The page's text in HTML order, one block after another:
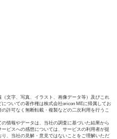
（文字、写真、イラスト、画像データ等）及びこれ
ついての著作権は株式会社oricon MEに帰属してお
許可なく無断転載・複製などの二次利用を行うこ
情報やデータは、当社の調査に基づいた結果から
ビスへの感想については、サービスの利用者が提
、当社の見解・意見ではないことをご理解いただ